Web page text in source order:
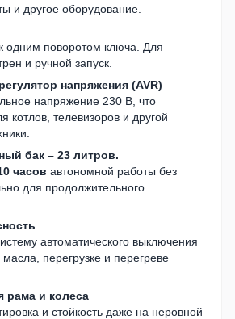
и другое оборудование.
одним поворотом ключа. Для
и ручной запуск.
напряжения (AVR)
напряжение 230 В, что
котлов, телевизоров и другой
бак – 23 литров.
часов автономной работы без
для продолжительного
автоматического выключения
перегрузке и перегреве
рама и колеса
и стойкость даже на неровной